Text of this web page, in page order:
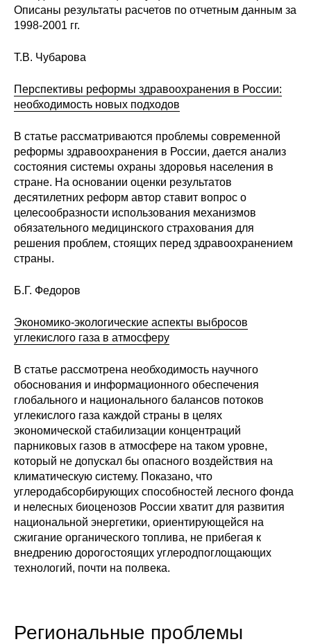
Материалы
Описаны результаты расчетов по отчетным данным за
1998-2001 гг.
Т.В. Чубарова
Перспективы реформы здравоохранения в России:
необходимость новых подходов
В статье рассматриваются проблемы современной
реформы здравоохранения в России, дается анализ
состояния системы охраны здоровья населения в
стране. На основании оценки результатов
десятилетних реформ автор ставит вопрос о
целесообразности использования механизмов
обязательного медицинского страхования для
решения проблем, стоящих перед здравоохранением
страны.
Б.Г. Федоров
Экономико-экологические аспекты выбросов
углекислого газа в атмосферу
В статье рассмотрена необходимость научного
обоснования и информационного обеспечения
глобального и национального балансов потоков
углекислого газа каждой страны в целях
экономической стабилизации концентраций
парниковых газов в атмосфере на таком уровне,
который не допускал бы опасного воздействия на
климатическую систему. Показано, что
углеродабсорбирующих способностей лесного фонда
и нелесных биоценозов России хватит для развития
национальной энергетики, ориентирующейся на
сжигание органического топлива, не прибегая к
внедрению дорогостоящих углеродпоглощающих
технологий, почти на полвека.
Региональные проблемы